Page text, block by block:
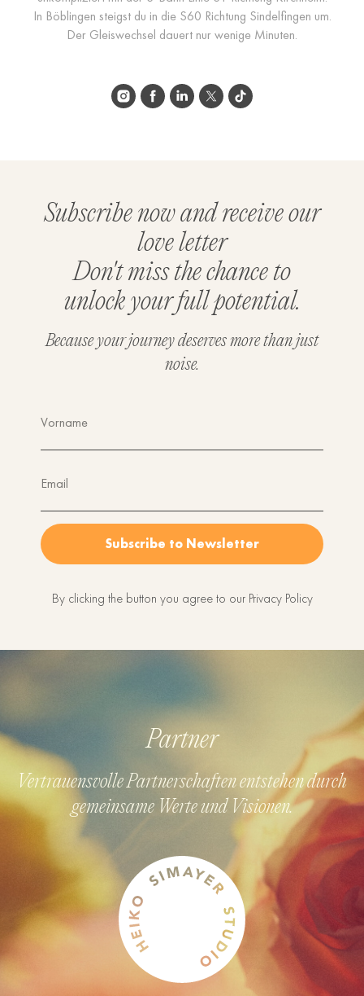
In Böblingen steigst du in die S60 Richtung Sindelfingen um.
Der Gleiswechsel dauert nur wenige Minuten.
Subscribe now and receive our
love letter
Don't miss the chance to
unlock your full potential.
Because your journey deserves more than just
noise.
Vorname
Email
Subscribe to Newsletter
By clicking the button you agree to our Privacy Policy
Partner
Vertrauensvolle Partnerschaften entstehen durch
gemeinsame Werte und Visionen.